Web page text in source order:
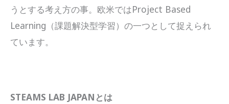
うとする考え方の事。欧米ではProject Based
Learning（課題解決型学習）の一つとして捉えられ
ています。
STEAMS LAB JAPANとは